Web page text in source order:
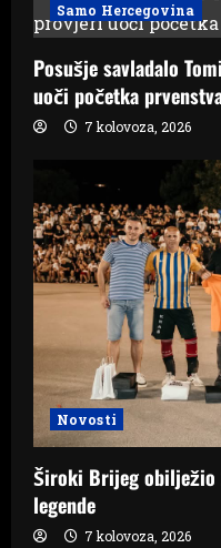
Samo Hercegovina
Posušje savladalo
uoči početka
7 kolovoza, 2026
Novosti
Široki Brijeg obilježio
legende
7 kolovoza, 2026